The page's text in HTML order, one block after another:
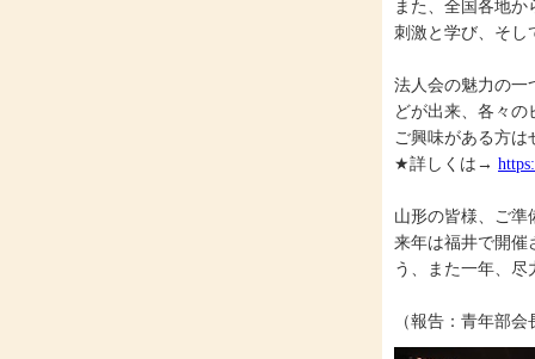
また、全国各地
刺激と学び、そし
法人会の魅力の一
どが出来、各々
ご興味がある方は
★詳しくは→
山形の皆様、ご準
来年は福井で開催
う、また一年、尽
（報告：青年部